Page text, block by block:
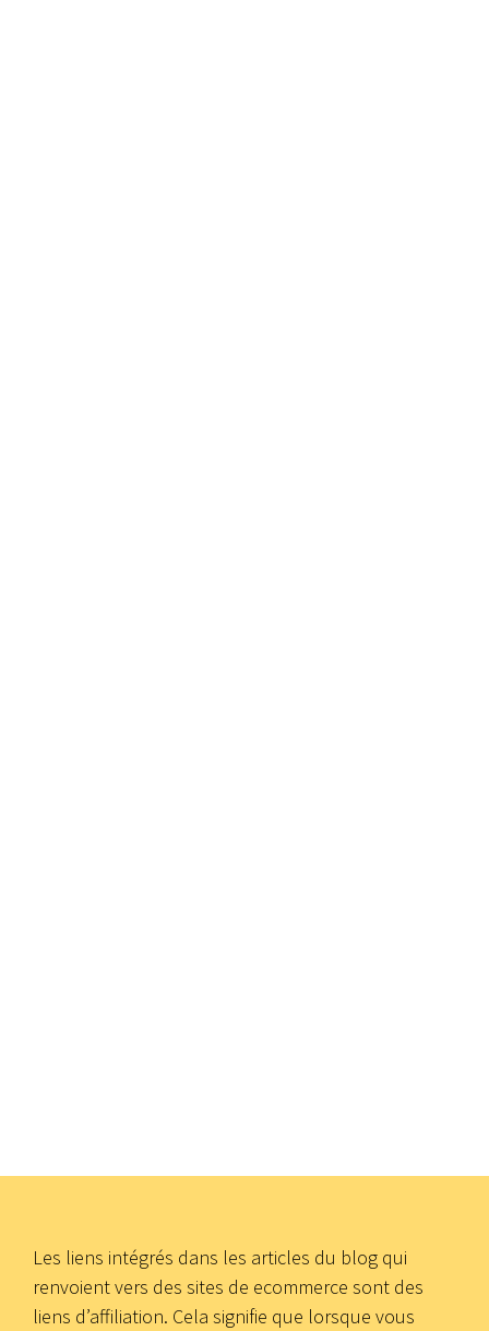
Les liens intégrés dans les articles du blog qui
renvoient vers des sites de ecommerce sont des
liens d’affiliation. Cela signifie que lorsque vous